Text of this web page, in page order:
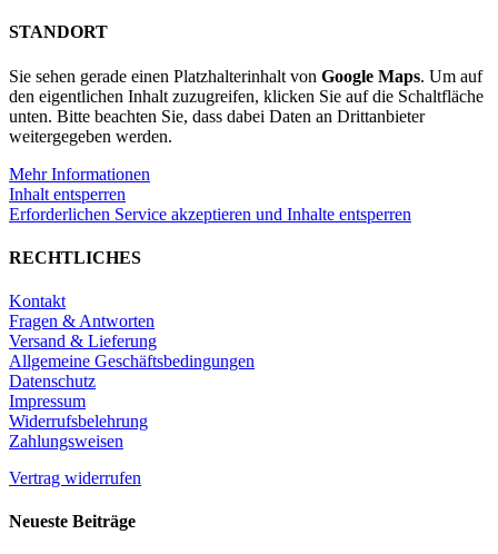
STANDORT
Sie sehen gerade einen Platzhalterinhalt von Google Maps. Um auf
den eigentlichen Inhalt zuzugreifen, klicken Sie auf die Schaltfläche
unten. Bitte beachten Sie, dass dabei Daten an Drittanbieter
weitergegeben werden.
Mehr Informationen
Inhalt entsperren
Erforderlichen Service akzeptieren und Inhalte entsperren
RECHTLICHES
Kontakt
Fragen & Antworten
Versand & Lieferung
Allgemeine Geschäftsbedingungen
Datenschutz
Impressum
Widerrufsbelehrung
Zahlungsweisen
Vertrag widerrufen
Neueste Beiträge